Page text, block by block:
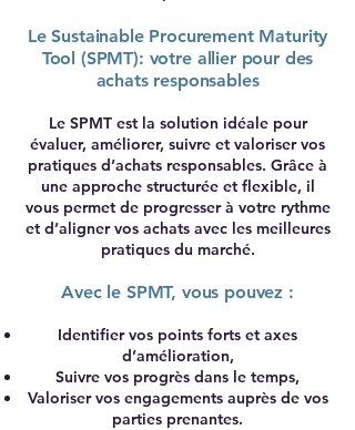
Le Sustainable Procurement Maturity
Tool (SPMT): votre allier pour des
achats responsables
Le SPMT est la solution idéale pour
évaluer, améliorer, suivre et valoriser vos
pratiques d’achats responsables. Grâce à
une approche structurée et flexible, il
vous permet de progresser à votre rythme
et d’aligner vos achats avec les meilleures
pratiques du marché.
Avec le SPMT, vous pouvez :
Identifier vos points forts et axes
d’amélioration,
Suivre vos progrès dans le temps,
Valoriser vos engagements auprès de vos
parties prenantes.